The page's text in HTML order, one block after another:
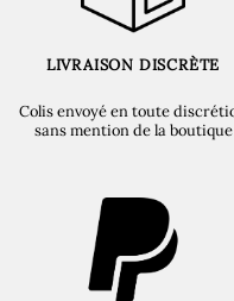
LIVRAISON DISCRÈTE
Colis envoyé en toute
sans mention de la boutique